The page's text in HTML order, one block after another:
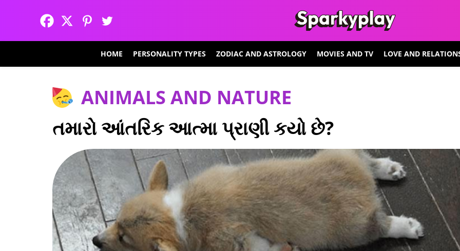
HOME PERSONALITY TYPES ZODIAC AND ASTROLOGY MOVIES AND TV LOVE AND
ANIMALS AND NATURE
તમારો આંતરિક આત્મા પ્રાણી કયો છે?